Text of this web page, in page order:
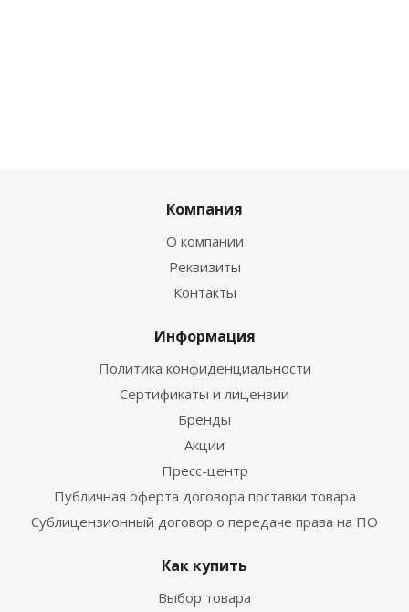
Компания
О компании
Реквизиты
Контакты
Информация
Политика конфиденциальности
Сертификаты и лицензии
Бренды
Акции
Пресс-центр
Публичная оферта договора поставки товара
Сублицензионный договор о передаче права на ПО
Как купить
Выбор товара